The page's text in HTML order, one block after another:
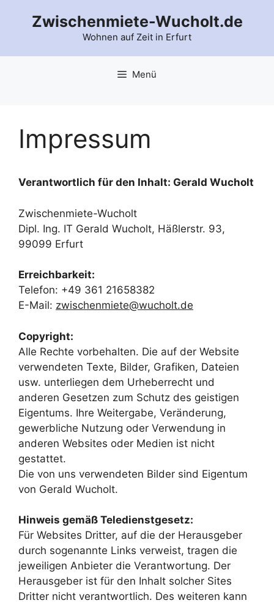
Zwischenmiete-Wucholt.de
Wohnen auf Zeit in Erfurt
Menü
Impressum
Verantwortlich für den Inhalt: Gerald Wucholt
Zwischenmiete-Wucholt
Dipl. Ing. IT Gerald Wucholt, Häßlerstr. 93,
99099 Erfurt
Erreichbarkeit:
Telefon: +49 361 21658382
E-Mail: zwischenmiete@wucholt.de
Copyright:
Alle Rechte vorbehalten. Die auf der Website
verwendeten Texte, Bilder, Grafiken, Dateien
usw. unterliegen dem Urheberrecht und
anderen Gesetzen zum Schutz des geistigen
Eigentums. Ihre Weitergabe, Veränderung,
gewerbliche Nutzung oder Verwendung in
anderen Websites oder Medien ist nicht
gestattet.
Die von uns verwendeten Bilder sind Eigentum
von Gerald Wucholt.
Hinweis gemäß Teledienstgesetz:
Für Websites Dritter, auf die der Herausgeber
durch sogenannte Links verweist, tragen die
jeweiligen Anbieter die Verantwortung. Der
Herausgeber ist für den Inhalt solcher Sites
Dritter nicht verantwortlich. Des weiteren kann